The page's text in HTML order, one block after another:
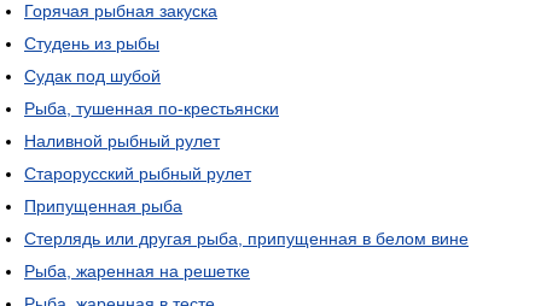
Горячая рыбная закуска
Студень из рыбы
Судак под шубой
Рыба, тушенная по-крестьянски
Наливной рыбный рулет
Старорусский рыбный рулет
Припущенная рыба
Стерлядь или другая рыба, припущенная в белом вине
Рыба, жаренная на решетке